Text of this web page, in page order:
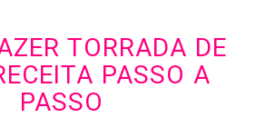
TORRADA DE
PASSO A
PASSO